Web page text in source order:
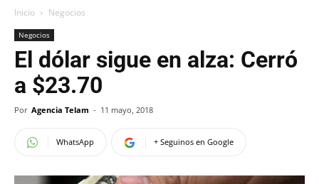
Inicio Negocios
Negocios
El dólar sigue en alza: Cerró
a $23.70
Por Agencia Telam - 11 mayo, 2018
WhatsApp + Seguinos en Google